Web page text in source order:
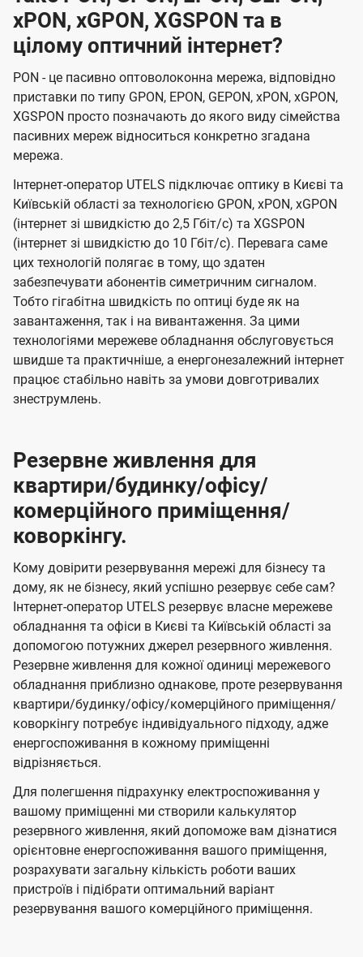
xPON, xGPON, XGSPON та в
цілому оптичний інтернет?
PON - це пасивно оптоволоконна мережа, відповідно
приставки по типу GPON, EPON, GEPON, xPON, xGPON,
XGSPON просто позначають до якого виду сімейства
пасивних мереж відноситься конкретно згадана
мережа.
Інтернет-оператор UTELS підключає оптику в Києві та
Київській області за технологією GPON, xPON, xGPON
(інтернет зі швидкістю до 2,5 Гбіт/с) та XGSPON
(інтернет зі швидкістю до 10 Гбіт/с). Перевага саме
цих технологій полягає в тому, що здатен
забезпечувати абонентів симетричним сигналом.
Тобто гігабітна швидкість по оптиці буде як на
завантаження, так і на вивантаження. За цими
технологіями мережеве обладнання обслуговується
швидше та практичніше, а енергонезалежний інтернет
працює стабільно навіть за умови довготривалих
знеструмлень.
Резервне живлення для
квартири/будинку/офісу/
комерційного приміщення/
коворкінгу.
Кому довірити резервування мережі для бізнесу та
дому, як не бізнесу, який успішно резервує себе сам?
Інтернет-оператор UTELS резервує власне мережеве
обладнання та офіси в Києві та Київській області за
допомогою потужних джерел резервного живлення.
Резервне живлення для кожної одиниці мережевого
обладнання приблизно однакове, проте резервування
квартири/будинку/офісу/комерційного приміщення/
коворкінгу потребує індивідуального підходу, адже
енергоспоживання в кожному приміщенні
відрізняється.
Для полегшення підрахунку електроспоживання у
вашому приміщенні ми створили калькулятор
резервного живлення, який допоможе вам дізнатися
орієнтовне енергоспоживання вашого приміщення,
розрахувати загальну кількість роботи ваших
пристроїв і підібрати оптимальний варіант
резервування вашого комерційного приміщення.